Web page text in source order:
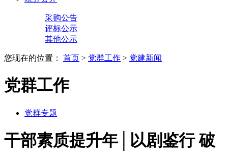
采购公告
评标公示
其他公示
您现在的位置： 首页 > 党群工作 > 党建新闻
党群工作
党群专题
干部素质提升年│以剧鉴行 破